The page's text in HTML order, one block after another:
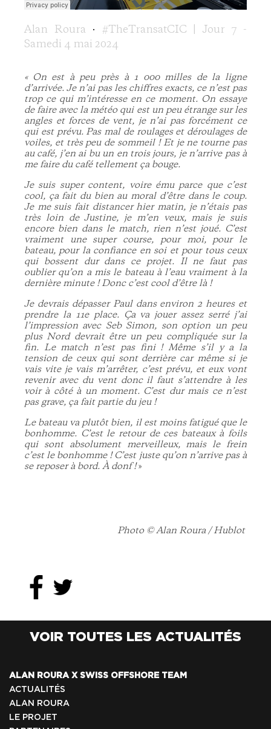
Alan Roura · #TheTransatCIC | Jour 7 -
Samedi 4 mai 2024
« On est à peu près à 1 000 milles de la ligne
d’arrivée. Je n’ai pas les chiffres exacts, ce n’est pas
trop ce qui m’intéresse en ce moment. On essaye
de faire avec la météo qui est un peu étrange sur les
angles et forces de vent, je n’ai pas forcément ce
qui est prévu. Pas mal de roulages et déroulages de
voiles, et très peu de sommeil ! Et je ne tourne pas
au café, j’en ai bu un en trois jours, je n’arrive pas à
me faire du café tellement ça bouge.
Je suis super content, voire ému parce que c’est
cool, ça fait du bien au moral d’être dans le coup.
Je me suis fait distancer hier matin, je n’étais pas
très loin de Justine, je m’en veux, mais je suis
encore bien dans le match, rien n’est joué. C’est
vraiment une super course, pour moi, pour le
bateau, pour la confiance en soi et pour tous ceux
qui bossent dur dans ce projet. Il ne faut pas
oublier qu’on a mis le bateau à l’eau vraiment à la
dernière minute ! Donc c’est cool d’être là !
Je devrais dépasser Paul dans environ 2 heures et
prendre la 11e place. Ça va jouer assez serré j’ai
l’impression avec Seb Simon, son option un peu
plus Nord devrait être un peu compliquée sur la
fin. Le match n’est pas fini ! Même s’il y a la
tension de ceux qui sont derrière car même si je
vais vite je vais m’arrêter, c’est prévu, et eux vont
revenir avec du vent donc il faut s’attendre à les
voir à côté à un moment. C’est dur mais ce n’est
pas grave, ça fait partie du jeu !
Le bateau va plutôt bien, il est moins fatigué que le
bonhomme. C’est le retour de ces bateaux à foils
qui sont absolument merveilleux, mais le frein
c’est le bonhomme ! C’est juste qu’on n’arrive pas à
se reposer à bord. À donf !»
Photo © Alan Roura / Hublot
VOIR TOUTES LES ACTUALITÉS
ALAN ROURA X SWISS OFFSHORE TEAM
ACTUALITÉS
ALAN ROURA
LE PROJET